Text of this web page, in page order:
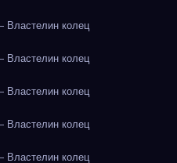
колец
колец
колец
колец
колец